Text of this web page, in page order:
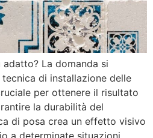
La domanda si
di installazione delle
per ottenere il risultato
la durabilità del
di posa crea un effetto visivo